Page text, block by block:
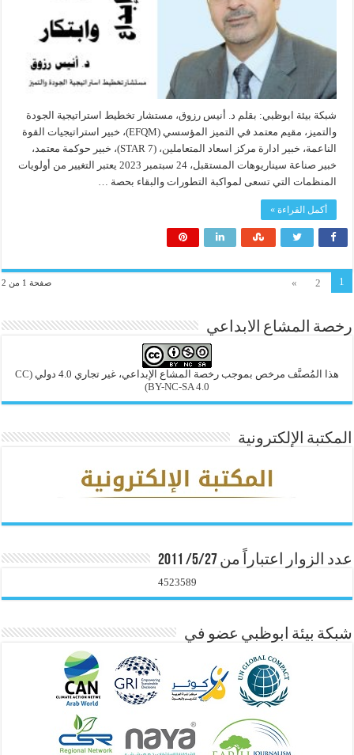
شبكة بيئة ابوظبي: بقلم د. أنيس رزوق، مستشار تخطيط استراتيجية الجودة
والتميز، مقيم معتمد في التميز المؤسسي (EFQM)، خبير استراتيجيات القوة
الناعمة، خبير ادارة مركز اسعاد المتعاملين، (7 STAR)، خبير حوكمة معتمد،
خبير صناعة سيناريوهات المستقبل، 24 سبتمبر 2023 يعتبر التغيير من أولويات
المنظمات التي تسعى لمواكبة التطورات والبقاء بحصة …
أكمل القراءة »
صفحة 1 من 2 1
2
»
رخصة المشاع الابداعي
هذا المُصنَّف مرخص بموجب رخصة المشاع الإبداعي، غير تجاري 4.0 دولي
(CC
BY-NC-SA 4.0)
المكتبة الإلكترونية
عدد الزوار اعتباراً من 5/27/ 2011
4523589
شبكة بيئة ابوظبي عضو في